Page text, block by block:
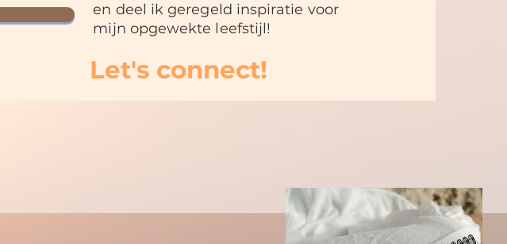
en deel ik geregeld inspiratie voor
mijn opgewekte leefstijl!
Let's connect!